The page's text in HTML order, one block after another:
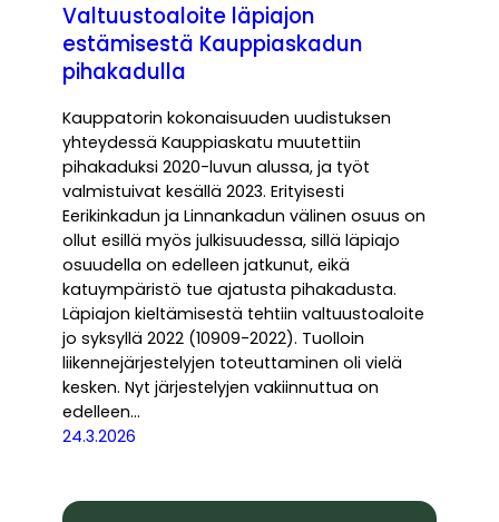
Valtuustoaloite läpiajon
estämisestä Kauppiaskadun
pihakadulla
Kauppatorin kokonaisuuden uudistuksen
yhteydessä Kauppiaskatu muutettiin
pihakaduksi 2020-luvun alussa, ja työt
valmistuivat kesällä 2023. Erityisesti
Eerikinkadun ja Linnankadun välinen osuus on
ollut esillä myös julkisuudessa, sillä läpiajo
osuudella on edelleen jatkunut, eikä
katuympäristö tue ajatusta pihakadusta.
Läpiajon kieltämisestä tehtiin valtuustoaloite
jo syksyllä 2022 (10909-2022). Tuolloin
liikennejärjestelyjen toteuttaminen oli vielä
kesken. Nyt järjestelyjen vakiinnuttua on
edelleen…
24.3.2026